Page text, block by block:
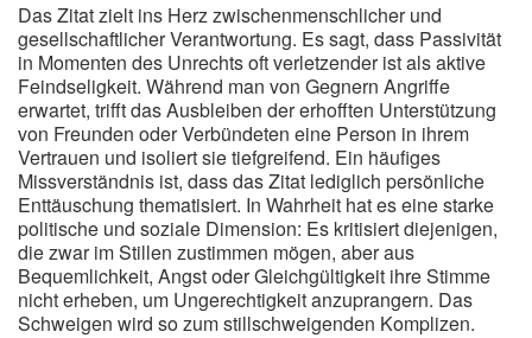
Das Zitat zielt ins Herz zwischenmenschlicher und
gesellschaftlicher Verantwortung. Es sagt, dass Passivität
in Momenten des Unrechts oft verletzender ist als aktive
Feindseligkeit. Während man von Gegnern Angriffe
erwartet, trifft das Ausbleiben der erhofften Unterstützung
von Freunden oder Verbündeten eine Person in ihrem
Vertrauen und isoliert sie tiefgreifend. Ein häufiges
Missverständnis ist, dass das Zitat lediglich persönliche
Enttäuschung thematisiert. In Wahrheit hat es eine starke
politische und soziale Dimension: Es kritisiert diejenigen,
die zwar im Stillen zustimmen mögen, aber aus
Bequemlichkeit, Angst oder Gleichgültigkeit ihre Stimme
nicht erheben, um Ungerechtigkeit anzuprangern. Das
Schweigen wird so zum stillschweigenden Komplizen.